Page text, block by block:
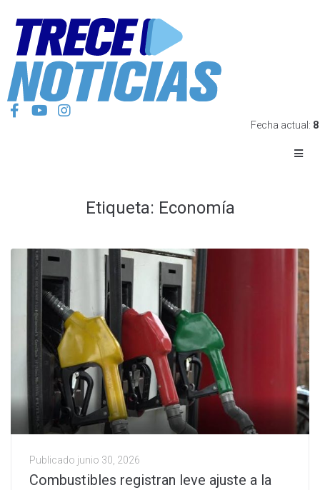
Fecha actual:
Etiqueta: Economía
Publicado junio 30, 2026
Combustibles registran leve ajuste a la